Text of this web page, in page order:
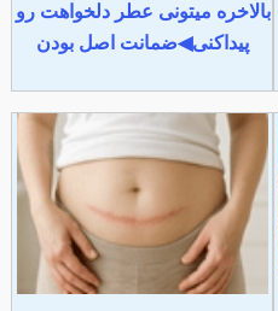
بالاخره میتونی عطر دلخواهت رو
پیداکنی◀ضمانت اصل بودن